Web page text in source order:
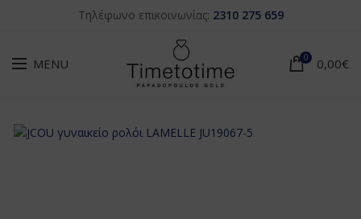
Τηλέφωνο επικοινωνίας: 2310 275 659
MENU 0 0,00€